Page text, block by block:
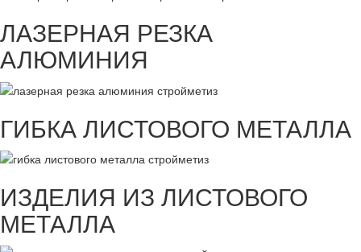
ЛАЗЕРНАЯ РЕЗКА
АЛЮМИНИЯ
ГИБКА ЛИСТОВОГО МЕТАЛЛА
ИЗДЕЛИЯ ИЗ ЛИСТОВОГО
МЕТАЛЛА